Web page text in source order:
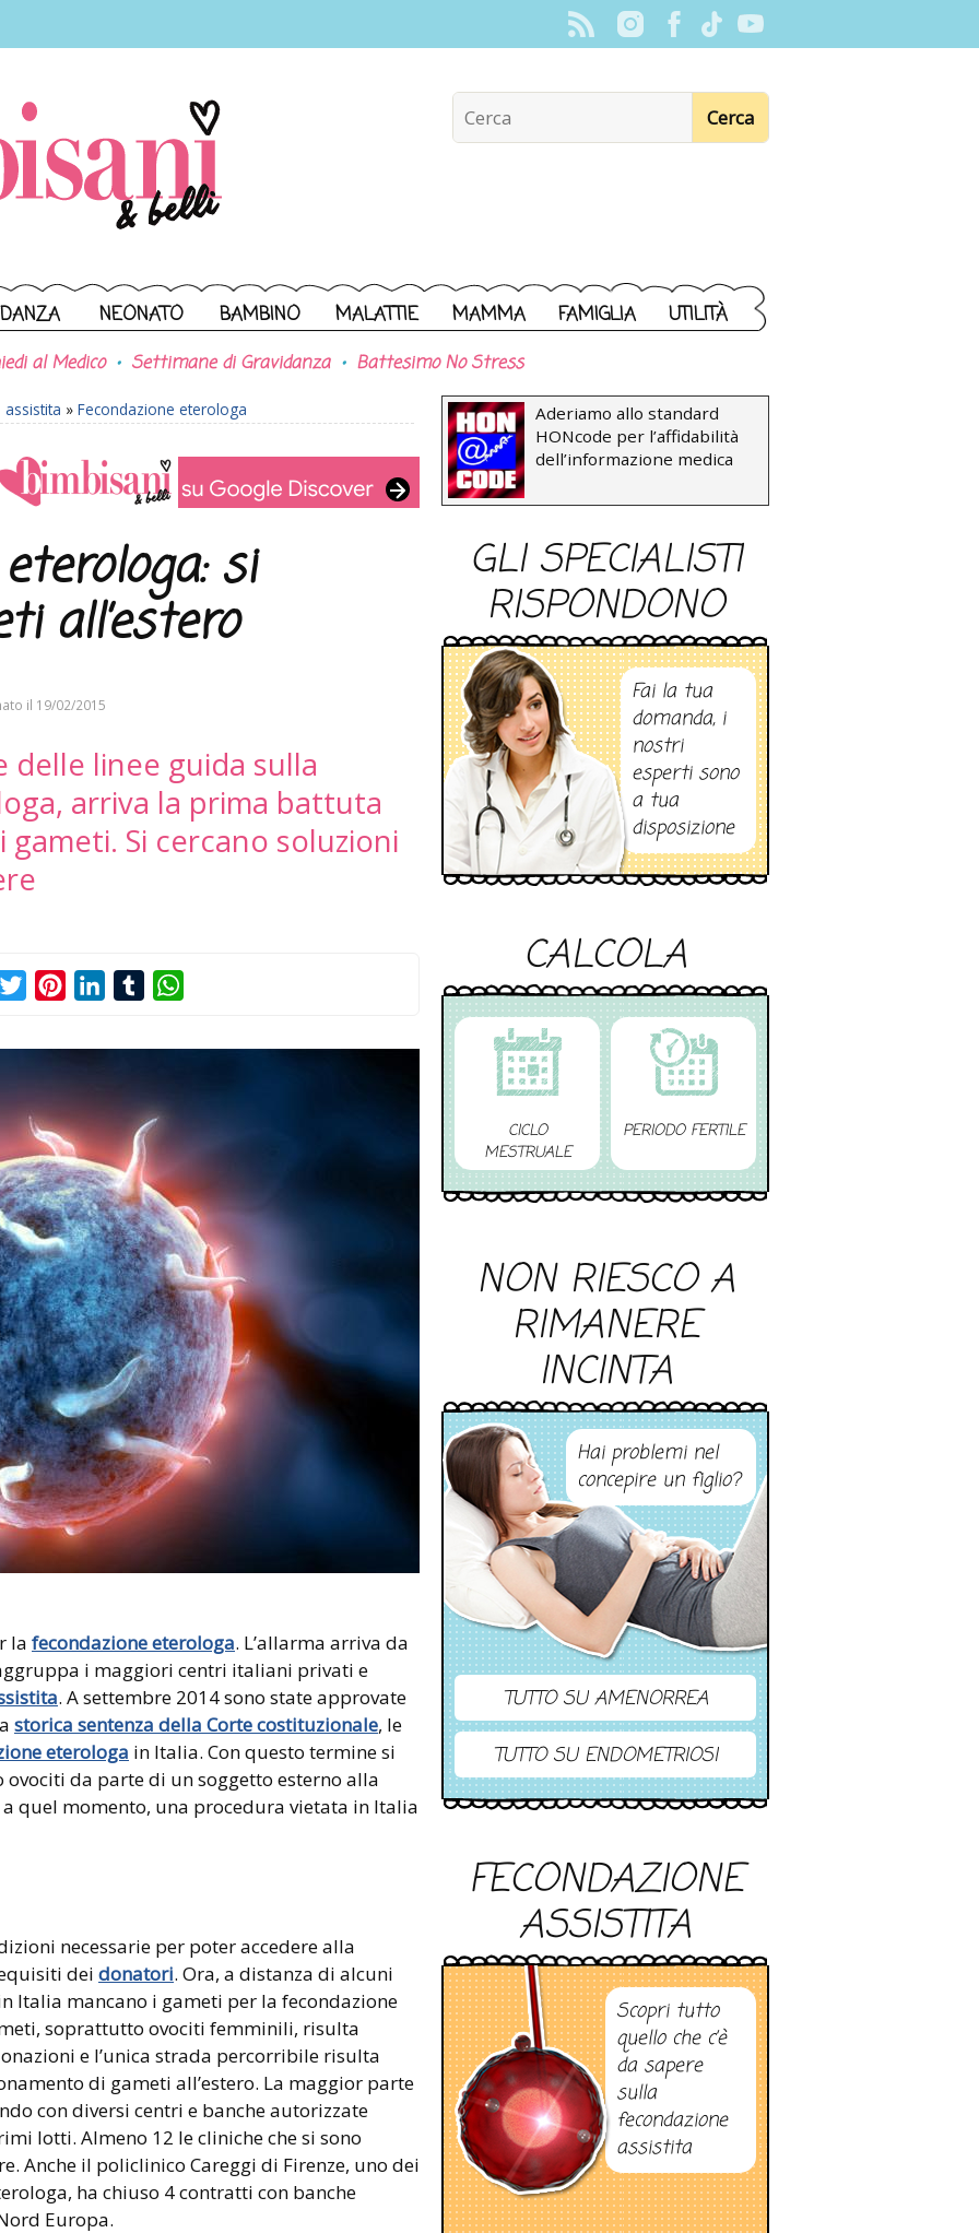
NEONATO BAMBINO MALATTIE MAMMA FAMIGLIA UTILITÀ
al Medico Settimane di Gravidanza Battesimo No Stress
assistita » Fecondazione eterologa
si
all’estero
il 19/02/2015
delle linee guida sulla
arriva la prima battuta
gameti. Si cercano soluzioni
TwitterPinterestLinkedInTumblr
la fecondazione eterologa. L’allarma arriva da
i maggiori centri italiani privati e
. A settembre 2014 sono state approvate
storica sentenza della Corte costituzionale, le
eterologa in Italia. Con questo termine si
da parte di un soggetto esterno alla
quel momento, una procedura vietata in Italia
necessarie per poter accedere alla
dei donatori. Ora, a distanza di alcuni
Italia mancano i gameti per la fecondazione
soprattutto ovociti femminili, risulta
e l’unica strada percorribile risulta
di gameti all’estero. La maggior parte
con diversi centri e banche autorizzate
lotti. Almeno 12 le cliniche che si sono
Anche il policlinico Careggi di Firenze, uno dei
ha chiuso 4 contratti con banche
Europa.
Aderiamo allo standard
HONcode per l’affidabilità
dell’informazione medica
GLI SPECIALISTI
RISPONDONO
Fai la tua
domanda, i
nostri
esperti sono
a tua
disposizione
CALCOLA
CICLO
MESTRUALE
PERIODO FERTILE
NON RIESCO A
RIMANERE
INCINTA
Hai problemi nel
concepire un figlio?
TUTTO SU AMENORREA
TUTTO SU ENDOMETRIOSI
FECONDAZIONE
ASSISTITA
Scopri tutto
quello che c’è
da sapere
sulla
fecondazione
assistita